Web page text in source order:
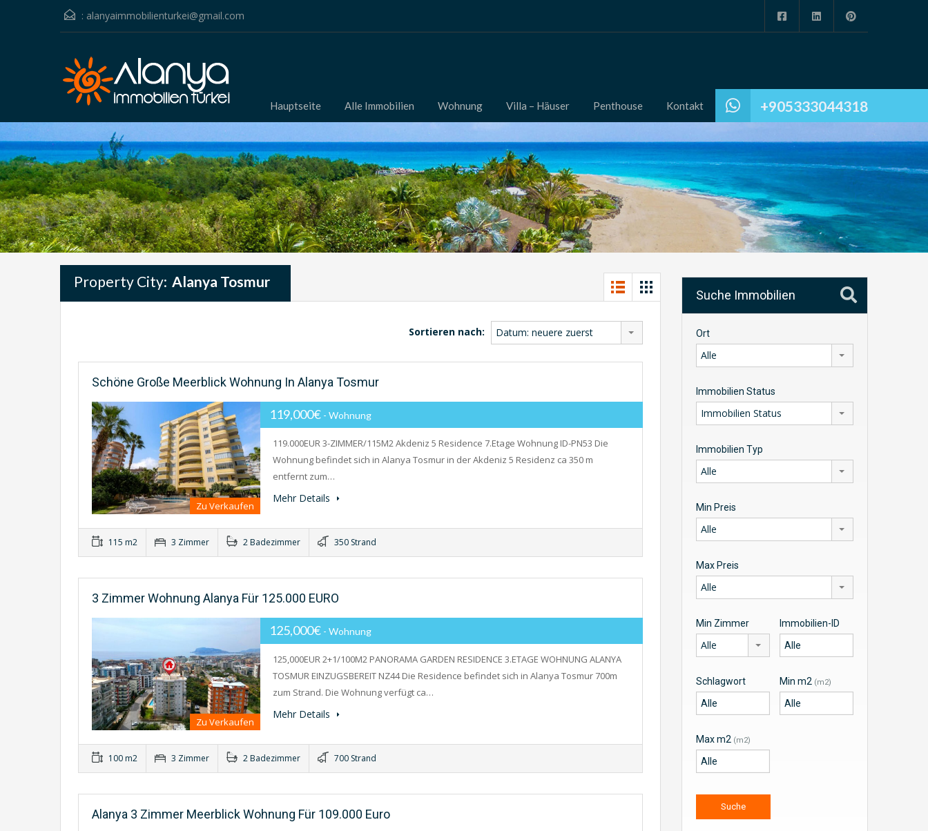
: alanyaimmobilienturkei@gmail.com
+905333044318
Hauptseite Alle Immobilien Wohnung Villa – Häuser Penthouse Kontakt
Property City: Alanya Tosmur
Sortieren nach: Datum: neuere zuerst
Schöne Große Meerblick Wohnung In Alanya Tosmur
Zu Verkaufen
119,000€ - Wohnung
119.000EUR 3-ZIMMER/115M2 Akdeniz 5 Residence 7.Etage Wohnung ID-PN53 Die
Wohnung befindet sich in Alanya Tosmur in der Akdeniz 5 Residenz ca 350 m
entfernt zum…
Mehr Details
115 m2 3 Zimmer 2 Badezimmer 350 Strand
3 Zimmer Wohnung Alanya Für 125.000 EURO
Zu Verkaufen
125,000€ - Wohnung
125,000EUR 2+1/100M2 PANORAMA GARDEN RESIDENCE 3.ETAGE WOHNUNG ALANYA
TOSMUR EINZUGSBEREIT NZ44 Die Residence befindet sich in Alanya Tosmur 700m
zum Strand. Die Wohnung verfügt ca…
Mehr Details
100 m2 3 Zimmer 2 Badezimmer 700 Strand
Alanya 3 Zimmer Meerblick Wohnung Für 109.000 Euro
Suche Immobilien
Ort
Alle
Immobilien Status
Immobilien Status
Immobilien Typ
Alle
Min Preis
Alle
Max Preis
Alle
Min Zimmer
Alle
Immobilien-ID
Schlagwort Min m2 (m2)
Max m2 (m2)